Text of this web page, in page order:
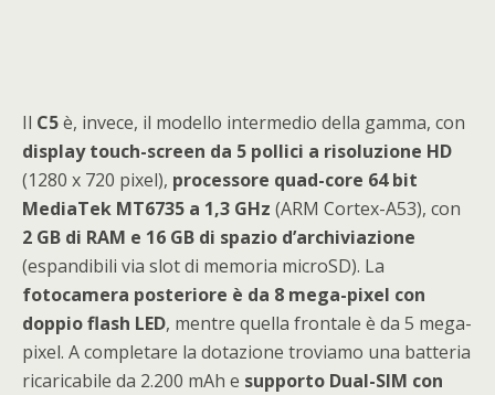
Il C5è, invece, il modello intermedio della gamma, con
display touch-screen da 5 pollici a risoluzione HD
(1280 x 720 pixel), processore quad-core 64 bit
MediaTek MT6735 a 1,3 GHz (ARM Cortex-A53), con
2 GB di RAM e 16 GB di spazio d’archiviazione
(espandibili via slot di memoria microSD). La
fotocamera posteriore è da 8 mega-pixel con
doppio flash LED, mentre quella frontale è da 5 mega-
pixel. A completare la dotazione troviamo una batteria
ricaricabile da 2.200 mAh e supporto Dual-SIM con